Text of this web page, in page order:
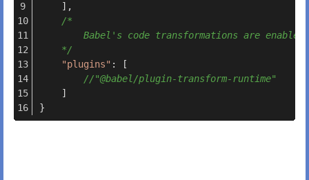
    ],
/*
Babel's code transformations are
    */
"plugins" : [
//"@babel/plugin-transform-runtime"
    ]
}